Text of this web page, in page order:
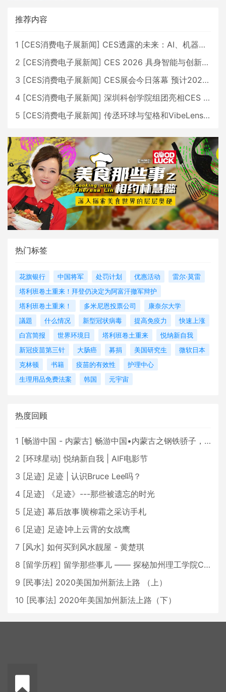
推荐内容
1 [CES消费电子展新闻] CES透露的未来：AI、机器人与智能生活大爆发
2 [CES消费电子展新闻] CES 2026 具身智能与创新领域 中国公司大放异彩
3 [CES消费电子展新闻] CES展会今日落幕 预计2026行业收入将超五千亿美元
4 [CES消费电子展新闻] 深圳科创学院组团亮相CES 广受好评
5 [CES消费电子展新闻] 传丞环球与玺格和VibeLens共同推出全新耳机
热门标签
花旗银行 中国将军 处罚计划 优惠活动
雷尔·莫雷
塔利班卷土重来！拜登仍决定为阿富汗撤军辩护
塔利班卷土重来！
多米尼恩投票公司
康奈尔大学
議題
什么情况 新型冠状病毒 提高免疫力
快速上涨
白宫简报
世界环境日 塔利班卷土重来
悦纳新自我
新冠疫苗第三针
大肠癌 募捐 美国研究生
微软日本
克林顿
书籍 疫苗的有效性
护理中心
生理用品免费法案
韩国 元宇宙
热度回顾
1 [畅游中国 - 内蒙古] 畅游中国•内蒙古之钢铁骄子，魅力包头
2 [环球星动] 悦纳新自我 | AIF电影节
3 [足迹] 足迹 | 认识Bruce Lee吗？
4 [足迹]
《足迹》---那些被遗忘的时光
5 [足迹] 幕后故事∣黄柳霜之采访手札
6 [足迹] 足迹∣冲上云霄的女战鹰
7 [风水] 如何买到风水靓屋 - 黄楚琪
8 [留学历程] 留学那些事儿 —— 探秘加州理工学院Caltech博士生活 [上集]
9 [民事法] 2020美国加州新法上路 （上）
10 [民事法] 2020年美国加州新法上路（下）